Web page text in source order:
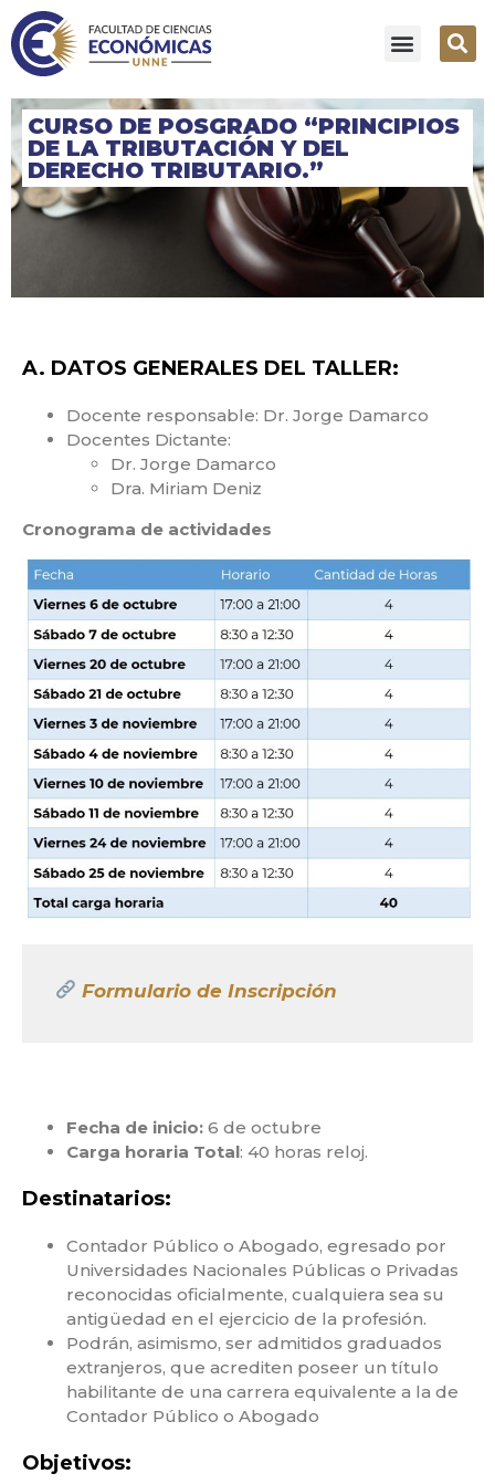
CURSO DE POSGRADO “PRINCIPIOS
DE LA TRIBUTACIÓN Y DEL
DERECHO TRIBUTARIO.”
A. DATOS GENERALES DEL TALLER:
Docente responsable: Dr. Jorge Damarco
Docentes Dictante:
Dr. Jorge Damarco
Dra. Miriam Deniz
Cronograma de actividades
Formulario de Inscripción
Fecha de inicio: 6 de octubre
Carga horaria Total: 40 horas reloj.
Destinatarios:
Contador Público o Abogado, egresado por
Universidades Nacionales Públicas o Privadas
reconocidas oficialmente, cualquiera sea su
antigüedad en el ejercicio de la profesión.
Podrán, asimismo, ser admitidos graduados
extranjeros, que acrediten poseer un título
habilitante de una carrera equivalente a la de
Contador Público o Abogado
Objetivos: